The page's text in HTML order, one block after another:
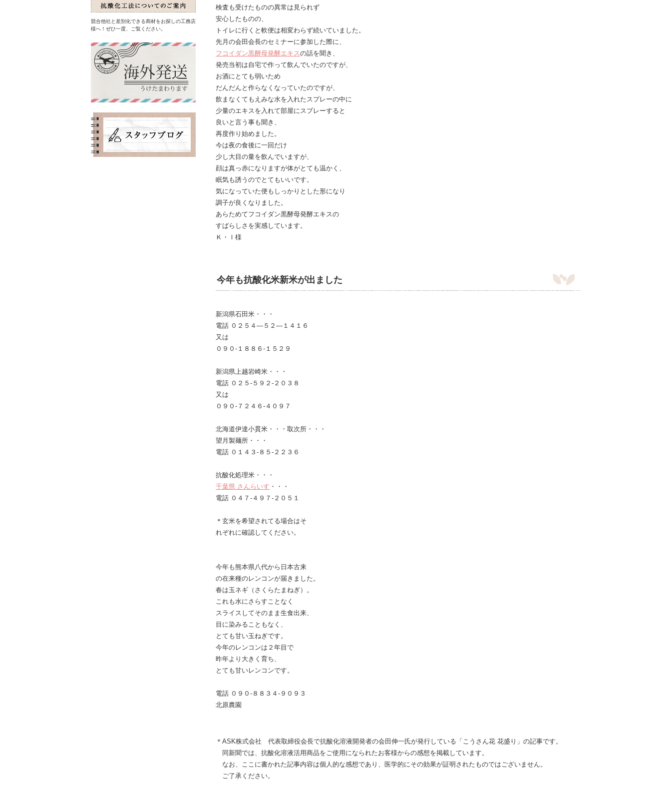
検査も受けたものの異常は見られず
安心したものの、
トイレに行くと軟便は相変わらず続いていました。
先月の会田会長のセミナーに参加した際に、
フコイダン黒酵母発酵エキスの話を聞き、
発売当初は自宅で作って飲んでいたのですが、
お酒にとても弱いため
だんだんと作らなくなっていたのですが、
飲まなくてもえみな水を入れたスプレーの中に
少量のエキスを入れて部屋にスプレーすると
良いと言う事も聞き、
再度作り始めました。
今は夜の食後に一回だけ
少し大目の量を飲んでいますが、
顔は真っ赤になりますが体がとても温かく、
眠気も誘うのでとてもいいです。
気になっていた便もしっかりとした形になり
調子が良くなりました。
あらためてフコイダン黒酵母発酵エキスの
すばらしさを実感しています。
Ｋ・Ｉ様
今年も抗酸化米新米が出ました
新潟県石田米・・・
電話 ０２５４―５２―１４１６
又は
０９０-１８８６-１５２９
新潟県上越岩崎米・・・
電話 ０２５-５９２-２０３８
又は
０９０-７２４６-４０９７
北海道伊達小貫米・・・取次所・・・
望月製麺所・・・
電話 ０１４３-８５-２２３６
抗酸化処理米・・・
千葉県 さんらいす ・・・
電話 ０４７-４９７-２０５１
＊玄米を希望されてる場合はそ
れぞれに確認してください。
今年も熊本県八代から日本古来
の在来種のレンコンが届きました。
春は玉ネギ（さくらたまねぎ）。
これも水にさらすことなく
スライスしてそのまま生食出来、
目に染みることもなく、
とても甘い玉ねぎです。
今年のレンコンは２年目で
昨年より大きく育ち、
とても甘いレンコンです。
電話 ０９０-８８３４-９０９３
北原農園
＊ASK株式会社 代表取締役会長で抗酸化溶液開発者の会田伸一氏が発行している「こうさん花 花盛り」の記事です。
同新聞では、抗酸化溶液活用商品をご使用になられたお客様からの感想を掲載しています。
なお、ここに書かれた記事内容は個人的な感想であり、医学的にその効果が証明されたものではございません。
ご了承ください。
競合他社と差別化できる商材をお探しの工務店
様へ！ぜひ一度、ご覧ください。